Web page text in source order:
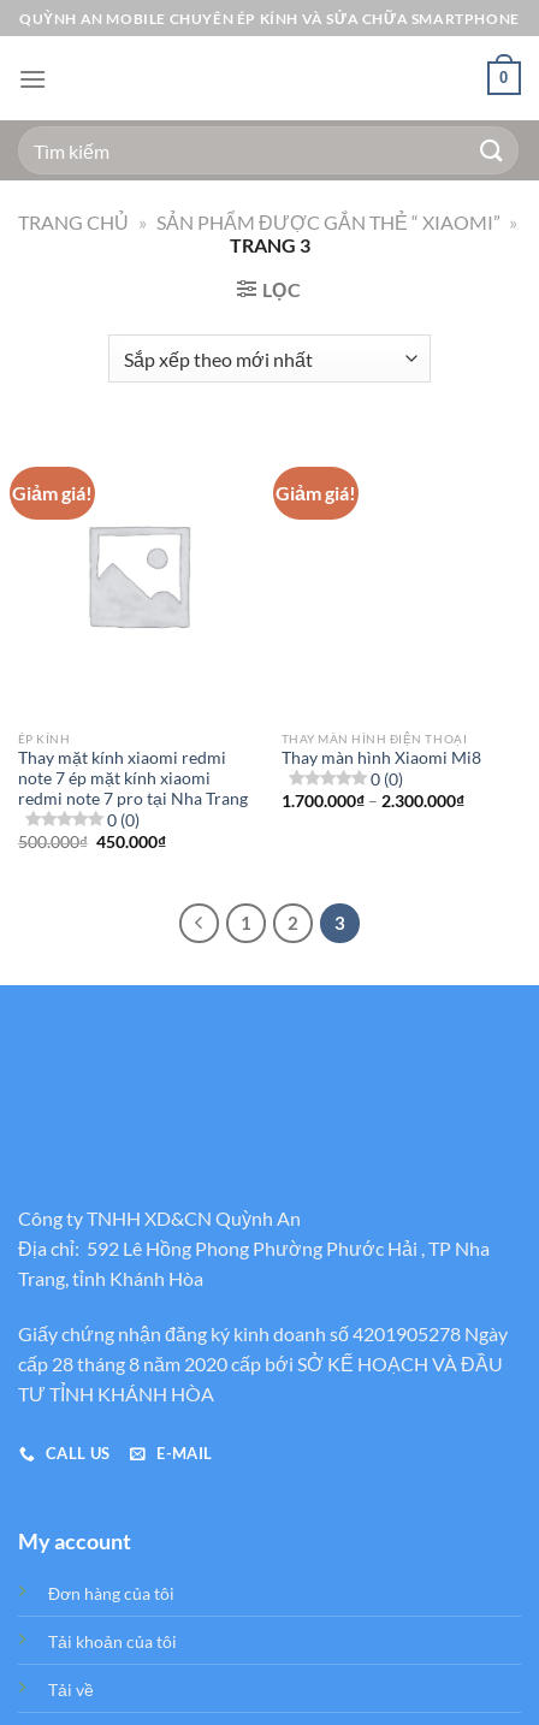
Bỏ
qua
nội
QUỲNH AN MOBILE CHUYÊN ÉP KÍNH VÀ SỬA CHỮA SMARTPHONE
0
Tìm
kiếm:
TRANG CHỦ » SẢN PHẨM ĐƯỢC GẮN THẺ “ XIAOMI” »
TRANG 3
LỌC
Giảm giá!
ÉP KÍNH
Thay mặt kính xiaomi redmi
note 7 ép mặt kính xiaomi
redmi note 7 pro tại Nha Trang
0 (0)
500.000₫ Giá
450.000₫Giá
450.000₫.
Giảm giá!
THAY MÀN HÌNH ĐIỆN THOẠI
Thay màn hình Xiaomi Mi8
0 (0)
1.700.000₫ – 2.300.000₫Khoảng
1 2 3
Công ty TNHH XD&CN Quỳnh An
Địa chỉ: 592 Lê Hồng Phong Phường Phước Hải , TP Nha
Trang, tỉnh Khánh Hòa
Giấy chứng nhận đăng ký kinh doanh số 4201905278 Ngày
cấp 28 tháng 8 năm 2020 cấp bới SỞ KẾ HOẠCH VÀ ĐẦU
TƯ TỈNH KHÁNH HÒA
CALL US E-MAIL
My account
Đơn hàng của tôi
Tải khoản của tôi
Tải về